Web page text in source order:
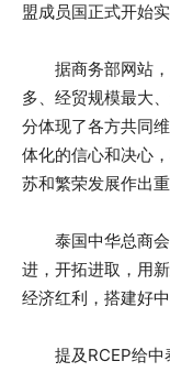
盟成员国正式开始实
据商务部网站，
多、经贸规模最大
分体现了各方共同
体化的信心和决心
苏和繁荣发展作出重
泰国中华总商会
进，开拓进取，用
经济红利，搭建好
提及RCEP给中